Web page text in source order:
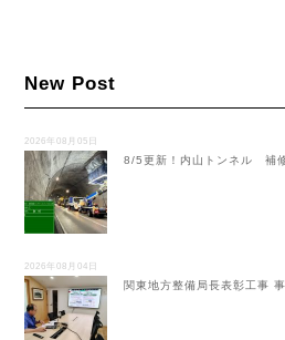
New Post
2026年08月05日
8/5更新！内山トンネル 補
2026年08月04日
関東地方整備局長表彰工事